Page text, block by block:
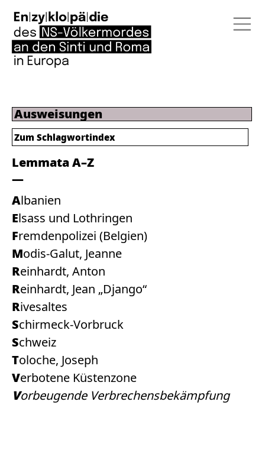
Ausweisungen
Lemmata A–Z
Albanien
Elsass und Lothringen
Fremdenpolizei (Belgien)
Modis-Galut, Jeanne
Reinhardt, Anton
Reinhardt, Jean „Django“
Rivesaltes
Schirmeck-Vorbruck
Schweiz
Toloche, Joseph
Verbotene Küstenzone
Vorbeugende Verbrechensbekämpfung
Zum Schlagwortindex